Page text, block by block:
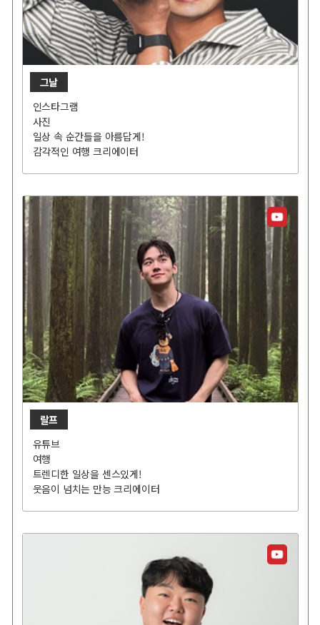
그날
인스타그램
사진
일상 속 순간들을 아름답게!
감각적인 여행 크리에이터
랄프
유튜브
여행
트렌디한 일상을 센스있게!
웃음이 넘치는 만능 크리에이터